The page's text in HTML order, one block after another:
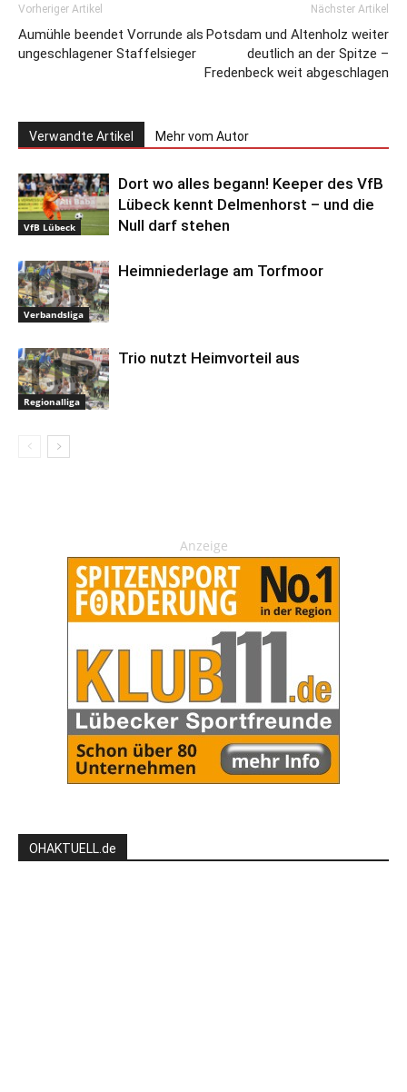
Vorheriger Artikel
Aumühle beendet Vorrunde als
ungeschlagener Staffelsieger
Nächster Artikel
Potsdam und Altenholz weiter
deutlich an der Spitze –
Fredenbeck weit abgeschlagen
Verwandte Artikel Mehr vom Autor
VfB Lübeck
Dort wo alles begann! Keeper des VfB
Lübeck kennt Delmenhorst – und die
Null darf stehen
Verbandsliga
Heimniederlage am Torfmoor
Regionalliga
Trio nutzt Heimvorteil aus
Anzeige
OHAKTUELL.de